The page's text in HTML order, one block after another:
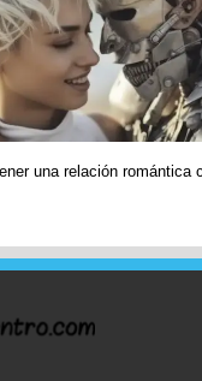
una relación romántica